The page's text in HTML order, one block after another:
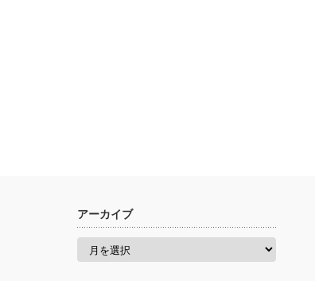
アーカイブ
ア